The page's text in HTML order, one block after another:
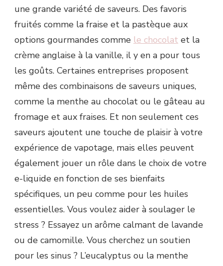
une grande variété de saveurs. Des favoris
fruités comme la fraise et la pastèque aux
options gourmandes comme le chocolat et la
crème anglaise à la vanille, il y en a pour tous
les goûts. Certaines entreprises proposent
même des combinaisons de saveurs uniques,
comme la menthe au chocolat ou le gâteau au
fromage et aux fraises. Et non seulement ces
saveurs ajoutent une touche de plaisir à votre
expérience de vapotage, mais elles peuvent
également jouer un rôle dans le choix de votre
e-liquide en fonction de ses bienfaits
spécifiques, un peu comme pour les huiles
essentielles. Vous voulez aider à soulager le
stress ? Essayez un arôme calmant de lavande
ou de camomille. Vous cherchez un soutien
pour les sinus ? L’eucalyptus ou la menthe